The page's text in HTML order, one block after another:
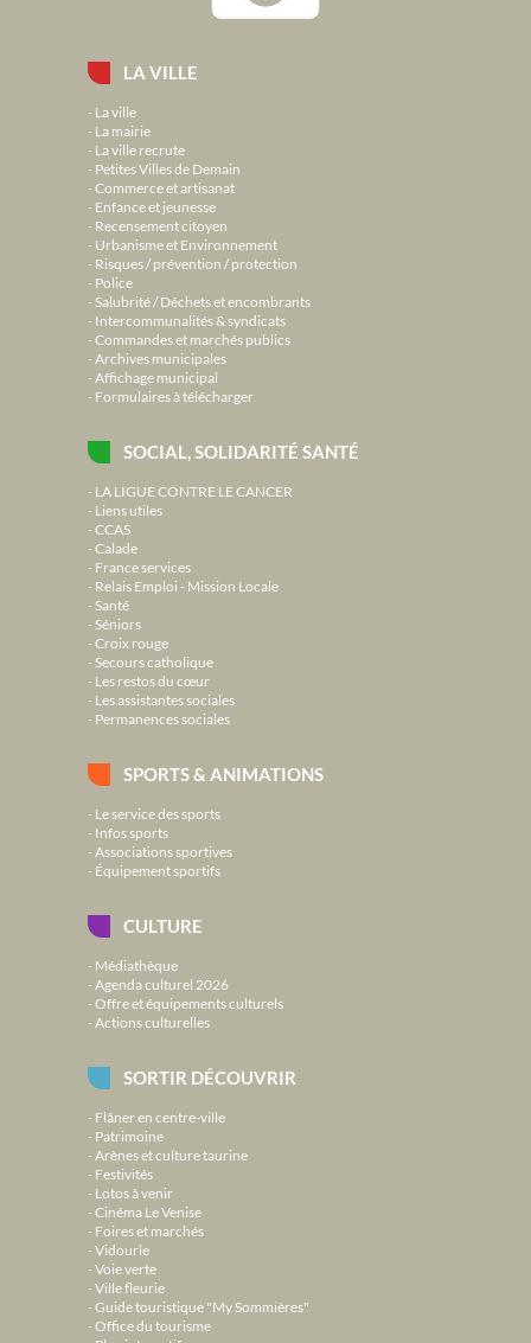
LA VILLE
La ville
La mairie
La ville recrute
Petites Villes de Demain
Commerce et artisanat
Enfance et jeunesse
Recensement citoyen
Urbanisme et Environnement
Risques / prévention / protection
Police
Salubrité / Déchets et encombrants
Intercommunalités & syndicats
Commandes et marchés publics
Archives municipales
Affichage municipal
Formulaires à télécharger
SOCIAL, SOLIDARITÉ SANTÉ
LA LIGUE CONTRE LE CANCER
Liens utiles
CCAS
Calade
France services
Relais Emploi - Mission Locale
Santé
Séniors
Croix rouge
Secours catholique
Les restos du cœur
Les assistantes sociales
Permanences sociales
SPORTS & ANIMATIONS
Le service des sports
Infos sports
Associations sportives
Équipement sportifs
CULTURE
Médiathèque
Agenda culturel 2026
Offre et équipements culturels
Actions culturelles
SORTIR DÉCOUVRIR
Flâner en centre-ville
Patrimoine
Arènes et culture taurine
Festivités
Lotos à venir
Cinéma Le Venise
Foires et marchés
Vidourle
Voie verte
Ville fleurie
Guide touristique "My Sommières"
Office du tourisme